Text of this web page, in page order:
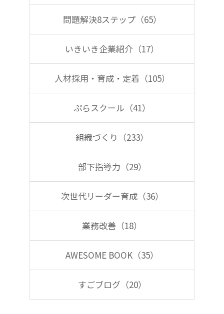
問題解決8ステップ（65）
いきいき企業紹介（17）
人材採用・育成・定着（105）
ぷらスクール（41）
組織づくり（233）
部下指導力（29）
次世代リーダー育成（36）
業務改善（18）
AWESOME BOOK（35）
すごブログ（20）